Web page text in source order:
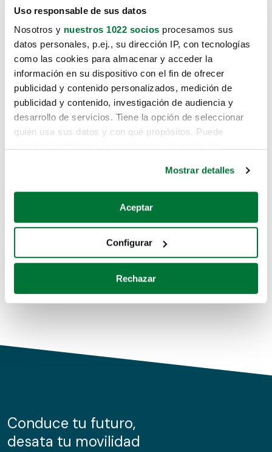
Uso responsable de sus datos
Nosotros y nuestros 1022 socios procesamos sus
datos personales, p.ej., su dirección IP, con tecnologías
como las cookies para almacenar y acceder la
información en su dispositivo con el fin de ofrecer
publicidad y contenido personalizados, medición de
publicidad y contenido, investigación de audiencia y
desarrollo de servicios. Tiene la opción de seleccionar
quién usa sus datos y con qué propósitos. Puede
Si lo permite, también quisiéramos:
Recopilar información sobre su ubicación geográfica
Identificar su dispositivo analizándolo activamente
para buscar características específicas (huellas
Obtenga más información sobre cómo se procesan sus
de cookies.
información sobre el uso que haga del sitio web con
nuestros partners de redes sociales, publicidad y análisis
Mostrar detalles
Aceptar
Configurar
Rechazar
Lo sentimos, no sabemos como
te hemos traido hasta aquí.
Pero puedes encontrar el coche que estás
buscando en alguno de estos enlaces:
Coches de segunda mano
Coches de km0
Conduce tu futuro,
desata tu movilidad